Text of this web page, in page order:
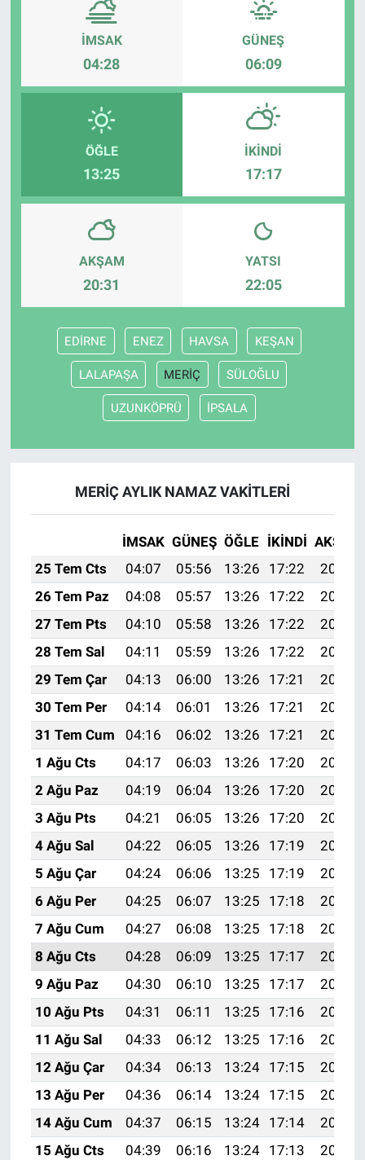
İMSAK
04:28
GÜNEŞ
06:09
ÖĞLE
13:25
İKINDI
17:17
AKŞAM
20:31
YATSI
22:05
EDİRNE ENEZ HAVSA KEŞAN
LALAPAŞA MERİÇ SÜLOĞLU
UZUNKÖPRÜ İPSALA
MERİÇ AYLIK NAMAZ VAKITLERI
İMSAK GÜNEŞ ÖĞLE İKINDI AKŞAM
25 Tem Cts
04:07 05:56 13:26 17:22
20:46
26 Tem Paz
04:08 05:57 13:26 17:22
20:45
27 Tem Pts
04:10 05:58 13:26 17:22
20:44
28 Tem Sal
04:11 05:59 13:26 17:22
20:43
29 Tem Çar
04:13 06:00 13:26 17:21
20:42
30 Tem Per
04:14 06:01 13:26 17:21
20:41
31 Tem Cum
04:16 06:02 13:26 17:21
20:40
1 Ağu Cts
04:17 06:03 13:26 17:20
20:39
2 Ağu Paz
04:19 06:04 13:26 17:20
20:38
3 Ağu Pts
04:21 06:05 13:26 17:20
20:37
4 Ağu Sal
04:22 06:05 13:26 17:19
20:36
5 Ağu Çar
04:24 06:06 13:25 17:19
20:34
6 Ağu Per
04:25 06:07 13:25 17:18
20:33
7 Ağu Cum
04:27 06:08 13:25 17:18
20:32
8 Ağu Cts
04:28 06:09 13:25 17:17
20:31
9 Ağu Paz
04:30 06:10 13:25 17:17
20:29
10 Ağu Pts
04:31 06:11 13:25 17:16
20:28
11 Ağu Sal
04:33 06:12 13:25 17:16
20:27
12 Ağu Çar
04:34 06:13 13:24 17:15
20:26
13 Ağu Per
04:36 06:14 13:24 17:15
20:24
14 Ağu Cum
04:37 06:15 13:24 17:14
20:23
15 Ağu Cts
04:39 06:16 13:24 17:13
20:21